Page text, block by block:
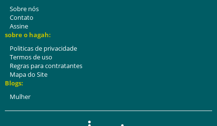
Sobre nós
Contato
Assine
sobre o hagah:
Politicas de privacidade
Termos de uso
Regras para contratantes
Mapa do Site
Blogs:
Mulher